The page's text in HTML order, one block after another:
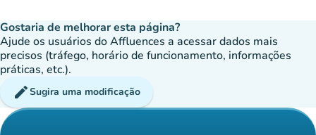
Gostaria de melhorar esta página?
Ajude os usuários do Affluences a acessar dados mais
precisos (tráfego, horário de funcionamento, informações
práticas, etc.).
editSugira uma modificação